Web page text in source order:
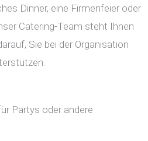
Dinner, eine Firmenfeier oder
Catering-Team steht Ihnen
Sie bei der Organisation
Partys oder andere